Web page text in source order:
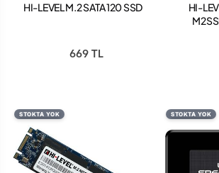
HI-LEVEL M.2 SATA 120 SSD
669 TL
HI-
STOKTA YOK STOKTA YOK